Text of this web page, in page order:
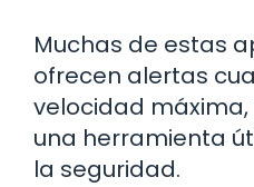
Muchas de estas
ofrecen alertas
velocidad
una herramienta
la seguridad.